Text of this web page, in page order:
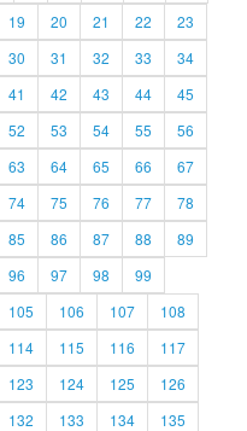
19 20 21 22
23
30 31 32 33
34
41 42 43 44
45
52 53 54 55
56
63 64 65 66
67
74 75 76 77
78
85 86 87 88
89
96 97 98
99
105 106 107
108
114 115 116
117
123 124 125
126
132 133 134
135